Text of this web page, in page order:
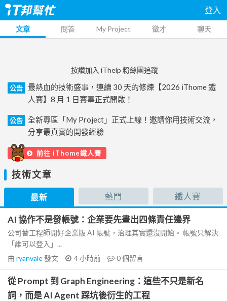
登入
文章 問答 My Project 徵才 聊天
按讚加入 iThelp 粉絲團追蹤
公告
最熱血的技術盛事，連續 30 天的修煉【2026 iThome 鐵
人賽】8 月 1 日賽事正式開啟！
公告
全新專區「My Project」正式上線！邀請你用技術交流，
分享最真實的開發經驗
前往 iThome鐵人賽
技術文章
最新 熱門 鐵人賽
AI 協作不是發帳號：企業要先畫出四條責任邊界
公司替工程師開好企業版 AI 帳號，治理其實還沒開始。 帳號只解決
「誰可以登入」...
由 ryanvale發文 4 小時前 0個留言
從 Prompt 到 Graph Engineering：這些不只是新名
詞，而是 AI Agent 踩坑後衍生的工程